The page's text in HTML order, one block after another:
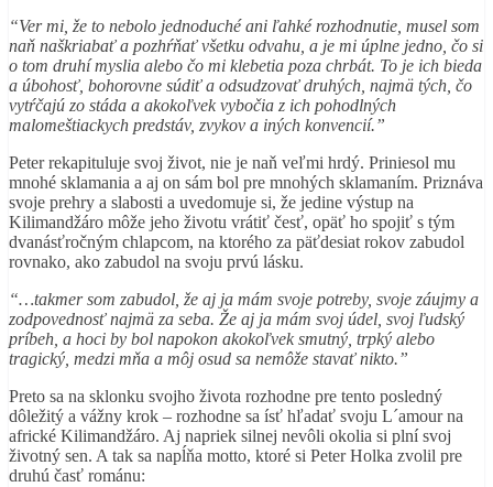
“Ver mi, že to nebolo jednoduché ani ľahké rozhodnutie, musel som
naň naškriabať a pozhŕňať všetku odvahu, a je mi úplne jedno, čo si
o tom druhí myslia alebo čo mi klebetia poza chrbát. To je ich bieda
a úbohosť, bohorovne súdiť a odsudzovať druhých, najmä tých, čo
vytŕčajú zo stáda a akokoľvek vybočia z ich pohodlných
malomeštiackych predstáv, zvykov a iných konvencií.”
Peter rekapituluje svoj život, nie je naň veľmi hrdý. Priniesol mu
mnohé sklamania a aj on sám bol pre mnohých sklamaním. Priznáva
svoje prehry a slabosti a uvedomuje si, že jedine výstup na
Kilimandžáro môže jeho životu vrátiť česť, opäť ho spojiť s tým
dvanásťročným chlapcom, na ktorého za päťdesiat rokov zabudol
rovnako, ako zabudol na svoju prvú lásku.
“…takmer som zabudol, že aj ja mám svoje potreby, svoje záujmy a
zodpovednosť najmä za seba. Že aj ja mám svoj údel, svoj ľudský
príbeh, a hoci by bol napokon akokoľvek smutný, trpký alebo
tragický, medzi mňa a môj osud sa nemôže stavať nikto.”
Preto sa na sklonku svojho života rozhodne pre tento posledný
dôležitý a vážny krok – rozhodne sa ísť hľadať svoju L´amour na
africké Kilimandžáro. Aj napriek silnej nevôli okolia si plní svoj
životný sen. A tak sa napĺňa motto, ktoré si Peter Holka zvolil pre
druhú časť románu: